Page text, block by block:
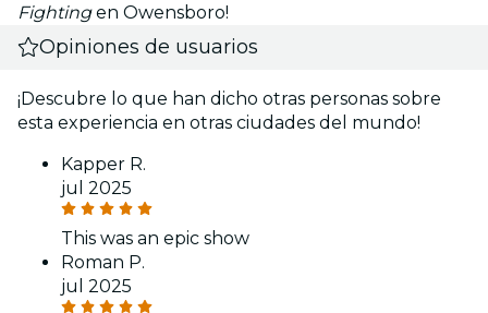
Fightingen Owensboro!
Opiniones de usuarios
¡Descubre lo que han dicho otras personas sobre
esta experiencia en otras ciudades del mundo!
Kapper R.
jul 2025
This was an epic show
Roman P.
jul 2025